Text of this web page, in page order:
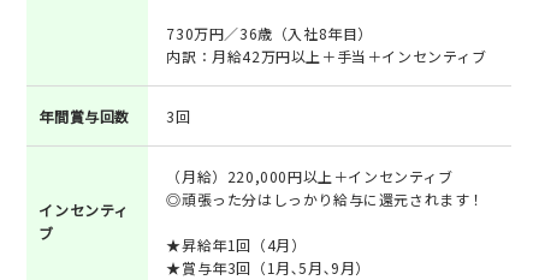
730万円／36歳（入社8年目）
内訳：月給42万円以上＋手当＋インセンティブ
年間賞与回数 3回
インセンティ
ブ
（月給）220,000円以上＋インセンティブ
◎頑張った分はしっかり給与に還元されます！
★昇給年1回（4月）
★賞与年3回（1月､5月､9月）